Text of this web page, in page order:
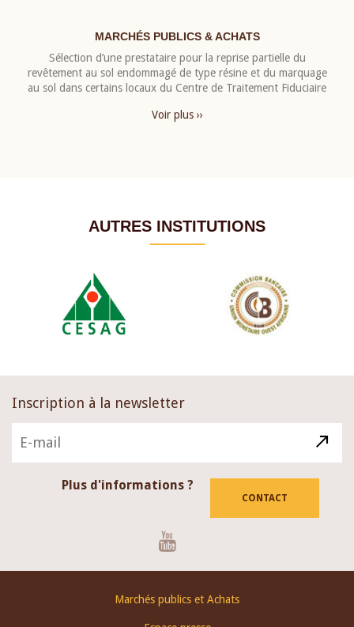
MARCHÉS PUBLICS & ACHATS
Sélection d’une prestataire pour la reprise partielle du
revêtement au sol endommagé de type résine et du marquage
au sol dans certains locaux du Centre de Traitement Fiduciaire
Voir plus ››
AUTRES INSTITUTIONS
Inscription à la newsletter
Plus d'informations ?
CONTACT
Marchés publics et Achats